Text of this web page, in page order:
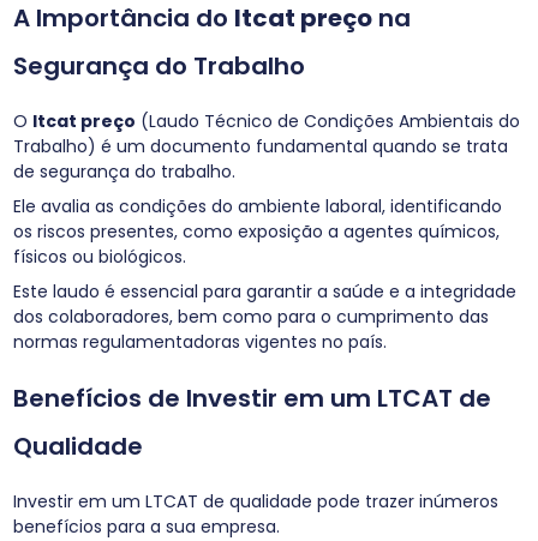
A Importância do ltcat preço na
Segurança do Trabalho
O ltcat preço (Laudo Técnico de Condições Ambientais do
Trabalho) é um documento fundamental quando se trata
de segurança do trabalho.
Ele avalia as condições do ambiente laboral, identificando
os riscos presentes, como exposição a agentes químicos,
físicos ou biológicos.
Este laudo é essencial para garantir a saúde e a integridade
dos colaboradores, bem como para o cumprimento das
normas regulamentadoras vigentes no país.
Benefícios de Investir em um LTCAT de
Qualidade
Investir em um LTCAT de qualidade pode trazer inúmeros
benefícios para a sua empresa.